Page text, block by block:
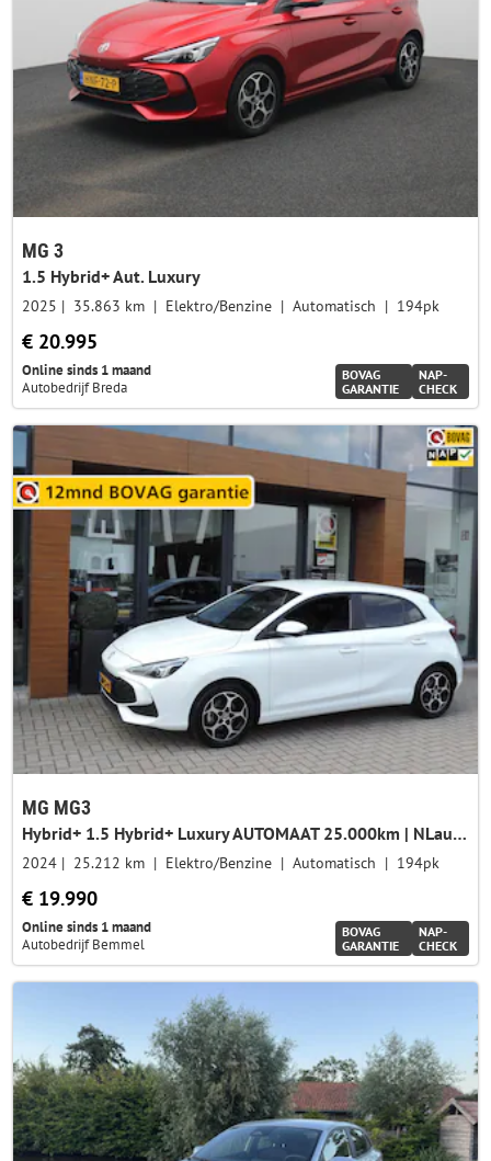
MG 3
1.5 Hybrid+ Aut. Luxury
2025 35.863 km Elektro/Benzine Automatisch 194pk
€ 20.995
Online sinds 1 maand
Autobedrijf Breda
BOVAG
GARANTIE
NAP-
CHECK
MG MG3
Hybrid+ 1.5 Hybrid+ Luxury AUTOMAAT 25.000km | NLauto | 1e Eig | ECC | 360Cam | Halfleer | LED kopl | Priv.glas | CarPlay
2024 25.212 km Elektro/Benzine Automatisch 194pk
€ 19.990
Online sinds 1 maand
Autobedrijf Bemmel
BOVAG
GARANTIE
NAP-
CHECK